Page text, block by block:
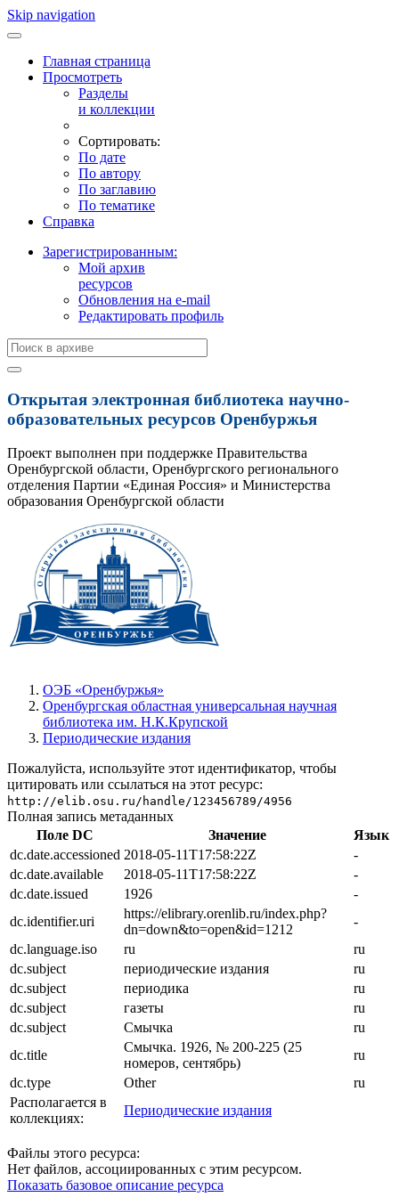
Skip navigation
Главная страница
Просмотреть
Разделы
и коллекции
Сортировать:
По дате
По автору
По заглавию
По тематике
Справка
Зарегистрированным:
Мой архив
ресурсов
Обновления на e-mail
Редактировать профиль
Открытая электронная библиотека научно-
образовательных ресурсов Оренбуржья
Проект выполнен при поддержке Правительства
Оренбургской области, Оренбургского регионального
отделения Партии «Единая Россия» и Министерства
образования Оренбургской области
ОЭБ «Оренбуржья»
Оренбургская областная универсальная научная
библиотека им. Н.К.Крупской
Периодические издания
Пожалуйста, используйте этот идентификатор, чтобы
цитировать или ссылаться на этот ресурс:
http://elib.osu.ru/handle/123456789/4956
Полная запись метаданных
Поле DC
Значение
Язык
dc.date.accessioned 2018-05-11T17:58:22Z
-
dc.date.available
2018-05-11T17:58:22Z
-
dc.date.issued
1926
-
dc.identifier.uri
https://elibrary.orenlib.ru/index.php?
dn=down&to=open&id=1212
-
dc.language.iso
ru
ru
dc.subject
периодические издания
ru
dc.subject
периодика
ru
dc.subject
газеты
ru
dc.subject
Смычка
ru
dc.title
Смычка. 1926, № 200-225 (25
номеров, сентябрь)
ru
dc.type
Other
ru
Располагается в
коллекциях:
Периодические издания
Файлы этого ресурса:
Нет файлов, ассоциированных с этим ресурсом.
Показать базовое описание ресурса